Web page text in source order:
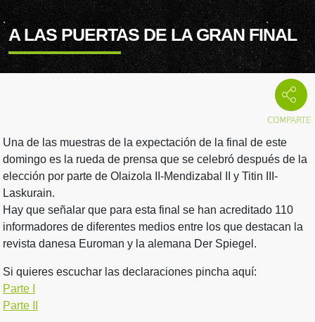
A LAS PUERTAS DE LA GRAN FINAL
Una de las muestras de la expectación de la final de este
domingo es la rueda de prensa que se celebró después de la
elección por parte de Olaizola II-Mendizabal II y Titin III-
Laskurain.
Hay que señalar que para esta final se han acreditado 110
informadores de diferentes medios entre los que destacan la
revista danesa Euroman y la alemana Der Spiegel.
Si quieres escuchar las declaraciones pincha aquí:
Parte I
Parte II